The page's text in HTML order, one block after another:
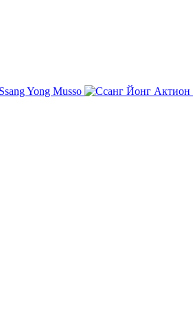
Ssang Yong Musso